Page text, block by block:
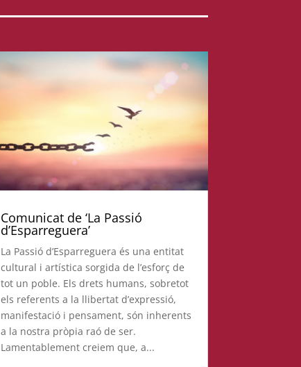
Comunicat de ‘La Passió
d’Esparreguera’
La Passió d’Esparreguera és una entitat
cultural i artística sorgida de l’esforç de
tot un poble. Els drets humans, sobretot
els referents a la llibertat d’expressió,
manifestació i pensament, són inherents
a la nostra pròpia raó de ser.
Lamentablement creiem que, a...